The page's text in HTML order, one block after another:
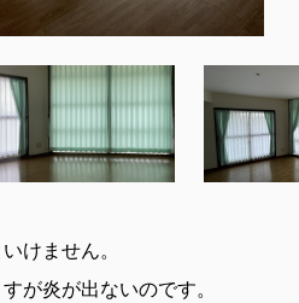
けません。
が炎が出ないのです。